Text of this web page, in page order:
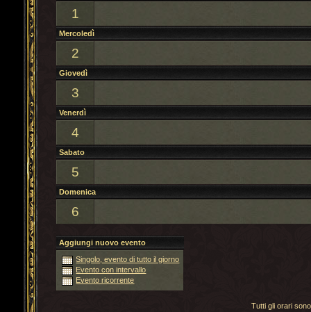
1
Mercoledì
2
Giovedì
3
Venerdì
4
Sabato
5
Domenica
6
Aggiungi nuovo evento
Singolo, evento di tutto il giorno
Evento con intervallo
Evento ricorrente
Tutti gli orari